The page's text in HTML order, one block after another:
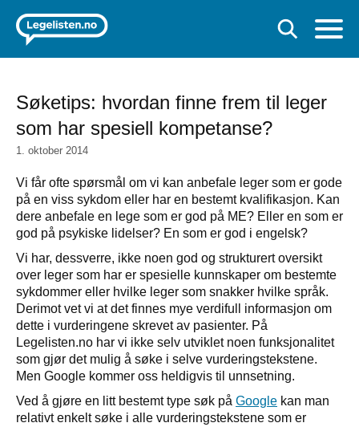
Søketips: hvordan finne frem til leger
som har spesiell kompetanse?
1. oktober 2014
Vi får ofte spørsmål om vi kan anbefale leger som er gode
på en viss sykdom eller har en bestemt kvalifikasjon. Kan
dere anbefale en lege som er god på ME? Eller en som er
god på psykiske lidelser? En som er god i engelsk?
Vi har, dessverre, ikke noen god og strukturert oversikt
over leger som har er spesielle kunnskaper om bestemte
sykdommer eller hvilke leger som snakker hvilke språk.
Derimot vet vi at det finnes mye verdifull informasjon om
dette i vurderingene skrevet av pasienter. På
Legelisten.no har vi ikke selv utviklet noen funksjonalitet
som gjør det mulig å søke i selve vurderingstekstene.
Men Google kommer oss heldigvis til unnsetning.
Ved å gjøre en litt bestemt type søk på Google kan man
relativt enkelt søke i alle vurderingstekstene som er